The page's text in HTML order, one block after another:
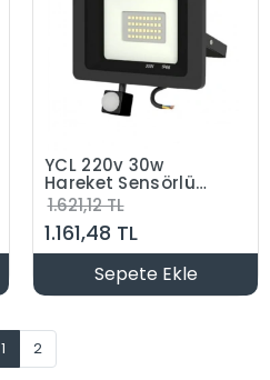
YCL 220v 30w
Hareket Sensörlü
Led Projektör
6500K Beyaz Işık
IP65
1.621,12 TL
1.161,48 TL
Sepete Ekle
1 2